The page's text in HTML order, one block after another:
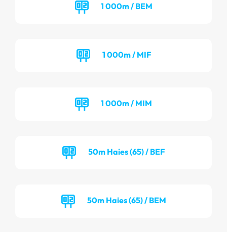
1 000m / BEM
1 000m / MIF
1 000m / MIM
50m Haies (65) / BEF
50m Haies (65) / BEM